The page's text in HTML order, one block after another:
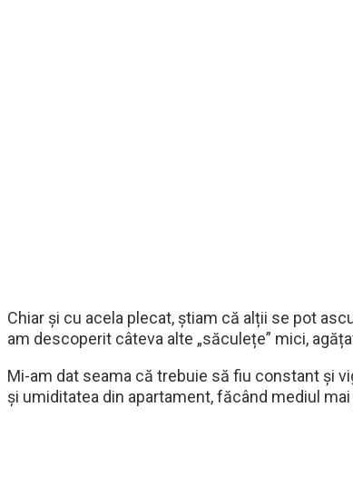
Chiar și cu acela plecat, știam că alții se pot
am descoperit câteva alte „săculețe” mici,
Mi-am dat seama că trebuie să fiu constant și
și umiditatea din apartament, făcând mediul